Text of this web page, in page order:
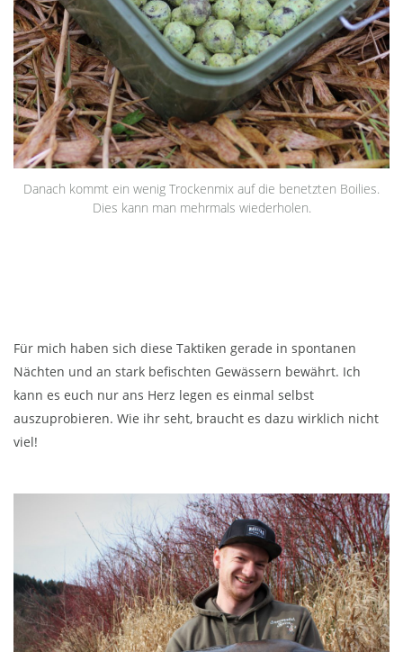
Danach kommt ein wenig Trockenmix auf die benetzten Boilies.
Dies kann man mehrmals wiederholen.
Für mich haben sich diese Taktiken gerade in spontanen
Nächten und an stark befischten Gewässern bewährt. Ich
kann es euch nur ans Herz legen es einmal selbst
auszuprobieren. Wie ihr seht, braucht es dazu wirklich nicht
viel!